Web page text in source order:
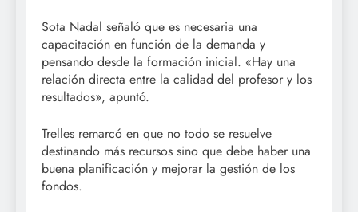
Sota Nadal señaló que es necesaria una
capacitación en función de la demanda y
pensando desde la formación inicial. «Hay una
relación directa entre la calidad del profesor y los
resultados», apuntó.
Trelles remarcó en que no todo se resuelve
destinando más recursos sino que debe haber una
buena planificación y mejorar la gestión de los
fondos.